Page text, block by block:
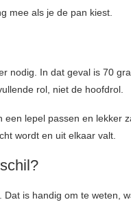
mee als je de pan kiest.
nodig. In dat geval is 70
rol, niet de hoofdrol.
lepel passen en lekker
wordt en uit elkaar valt.
is handig om te weten,